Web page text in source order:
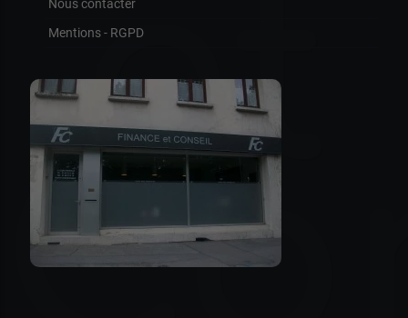
et
Nous contacter
Mentions - RGPD